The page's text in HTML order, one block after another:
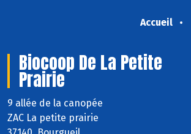
Accueil
Biocoop De La Petite
Prairie
9 allée de la canopée
ZAC La petite prairie